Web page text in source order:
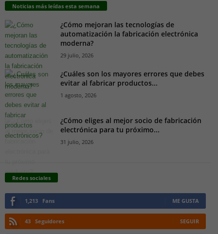
Noticias más leídas esta semana
¿Cómo mejoran las tecnologías de
automatización la fabricación electrónica
moderna?
29 julio, 2026
¿Cuáles son los mayores errores que debes
evitar al fabricar productos...
1 agosto, 2026
¿Cómo eliges al mejor socio de fabricación
electrónica para tu próximo...
31 julio, 2026
Redes sociales
1,213 Fans ME GUSTA
43 Seguidores SEGUIR